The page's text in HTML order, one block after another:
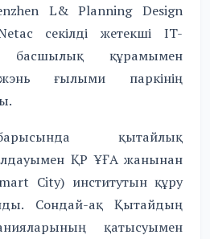
L& Planning Design
секілді жетекші IT-
басшылық құрамымен
ғылыми паркінің
қытайлық
ҚР ҰҒА жанынан
City) институтын құру
Сондай-ақ Қытайдың
қатысуымен